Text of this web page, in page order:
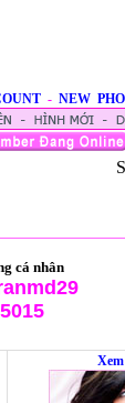
- NEW
cá nhân